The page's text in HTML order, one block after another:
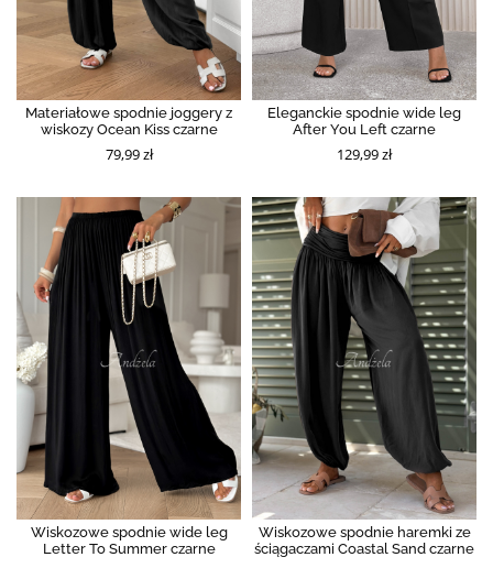
Materiałowe spodnie joggery z
wiskozy Ocean Kiss czarne
79,99 zł
Eleganckie spodnie wide leg
After You Left czarne
129,99 zł
Wiskozowe spodnie wide leg
Letter To Summer czarne
Wiskozowe spodnie haremki ze
ściągaczami Coastal Sand czarne